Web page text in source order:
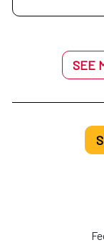
SEE